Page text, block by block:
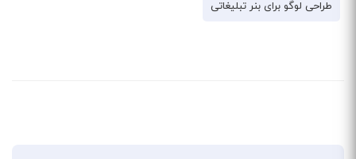
طراحی لوگو برای بنر تبلیغاتی